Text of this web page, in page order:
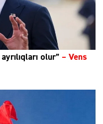
olur” – Vens